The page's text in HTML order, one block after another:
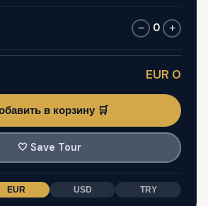
− 0 +
EUR 0
в корзину 🛒
🤍 Save Tour
EUR USD TRY